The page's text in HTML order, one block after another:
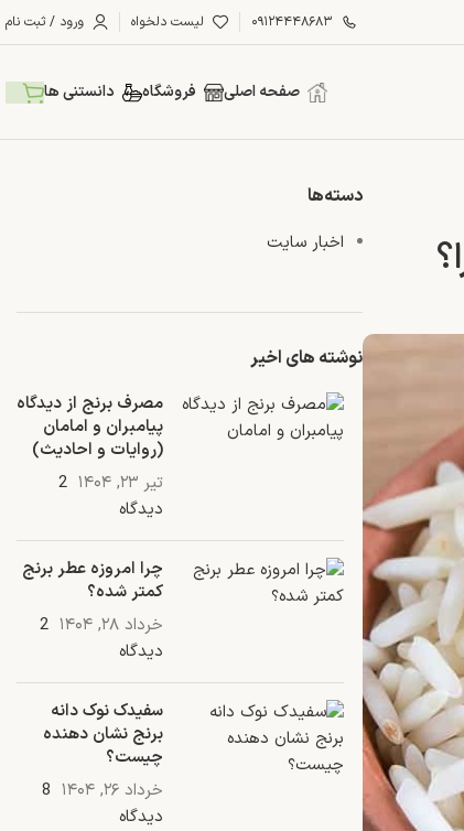
۰۹۱۲۴۴۴۸۶۸۳ لیست دلخواه ورود / ثبت نام
صفحه اصلی فروشگاه دانستنی ها
دسته‌ها
اخبار سایت
نوشته های اخیر
مصرف برنج از دیدگاه
پیامبران و امامان
(روایات و احادیث)
تیر ۲۳, ۱۴۰۴
2
دیدگاه
چرا امروزه عطر برنج
کمتر شده؟
خرداد ۲۸, ۱۴۰۴
2
دیدگاه
سفیدک نوک دانه
برنج نشان دهنده
چیست؟
خرداد ۲۶, ۱۴۰۴
8
دیدگاه